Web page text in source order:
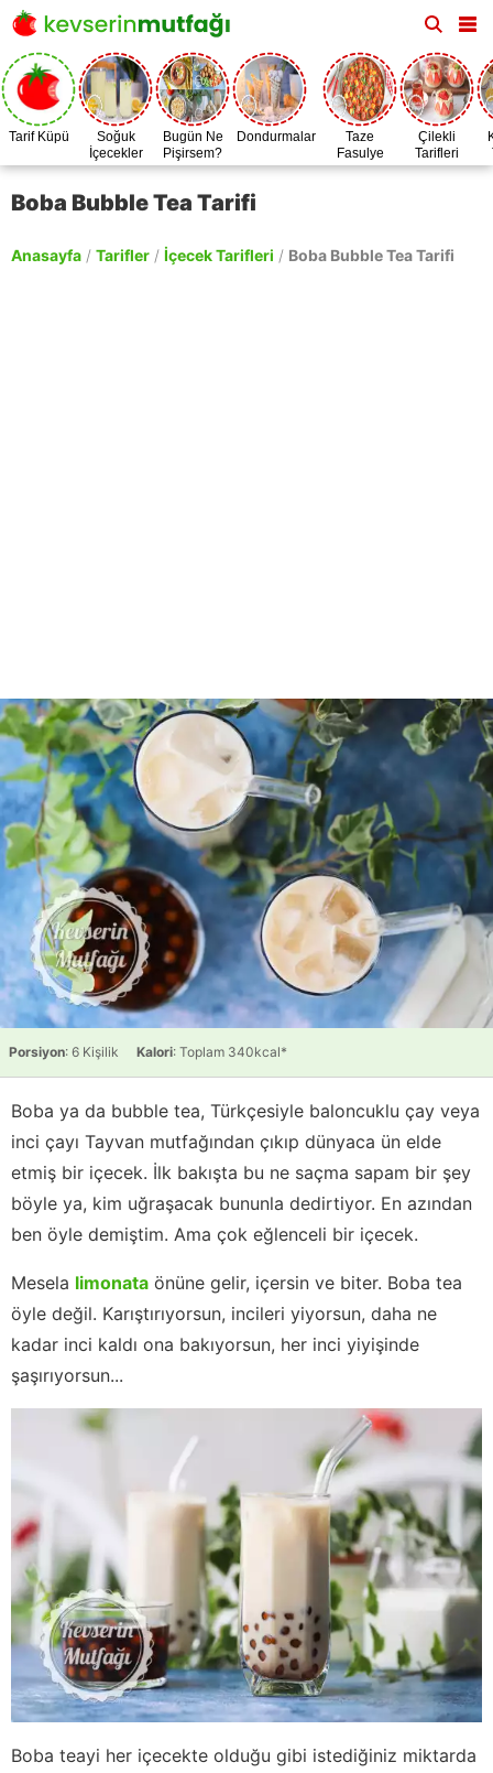
Tarif Küpü
Soğuk
İçecekler
Bugün Ne
Pişirsem?
Dondurmalar
Taze
Fasulye
Zamanı
Çilekli
Tarifleri
Boba Bubble Tea Tarifi
Anasayfa / Tarifler / İçecek Tarifleri / Boba Bubble Tea Tarifi
Porsiyon: 6 Kişilik Kalori: Toplam 340kcal*
Boba ya da bubble tea, Türkçesiyle baloncuklu çay veya
inci çayı Tayvan mutfağından çıkıp dünyaca ün elde
etmiş bir içecek. İlk bakışta bu ne saçma sapam bir şey
böyle ya, kim uğraşacak bununla dedirtiyor. En azından
ben öyle demiştim. Ama çok eğlenceli bir içecek.
Mesela limonata önüne gelir, içersin ve biter. Boba tea
öyle değil. Karıştırıyorsun, incileri yiyorsun, daha ne
kadar inci kaldı ona bakıyorsun, her inci yiyişinde
şaşırıyorsun...
Boba teayi her içecekte olduğu gibi istediğiniz miktarda